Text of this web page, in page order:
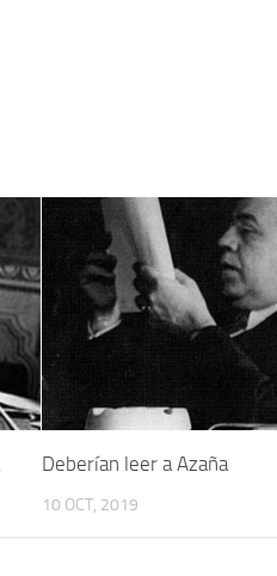
Deberían leer a Azaña
10 OCT, 2019